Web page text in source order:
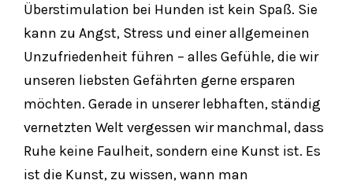
Überstimulation bei Hunden ist kein Spaß. Sie
kann zu Angst, Stress und einer allgemeinen
Unzufriedenheit führen – alles Gefühle, die wir
unseren liebsten Gefährten gerne ersparen
möchten. Gerade in unserer lebhaften, ständig
vernetzten Welt vergessen wir manchmal, dass
Ruhe keine Faulheit, sondern eine Kunst ist. Es
ist die Kunst, zu wissen, wann man